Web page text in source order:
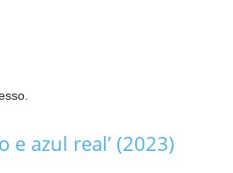
e azul real’ (2023)